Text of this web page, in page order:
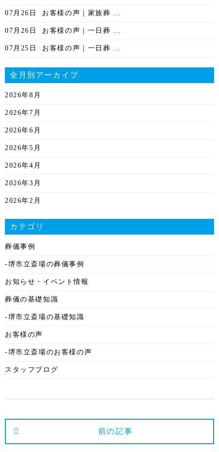
07月26日 お客様の声｜家族葬 ...
07月26日 お客様の声｜一日葬 ...
07月25日 お客様の声｜一日葬 ...
全月別アーカイブ
2026年8月
2026年7月
2026年6月
2026年5月
2026年4月
2026年3月
2026年2月
2026年1月
2025年12月
2025年1月
カテゴリ
葬儀事例
-堺市立斎場の葬儀事例
お知らせ・イベント情報
葬儀の基礎知識
-堺市立斎場の基礎知識
お客様の声
-堺市立斎場のお客様の声
スタッフブログ
前の記事